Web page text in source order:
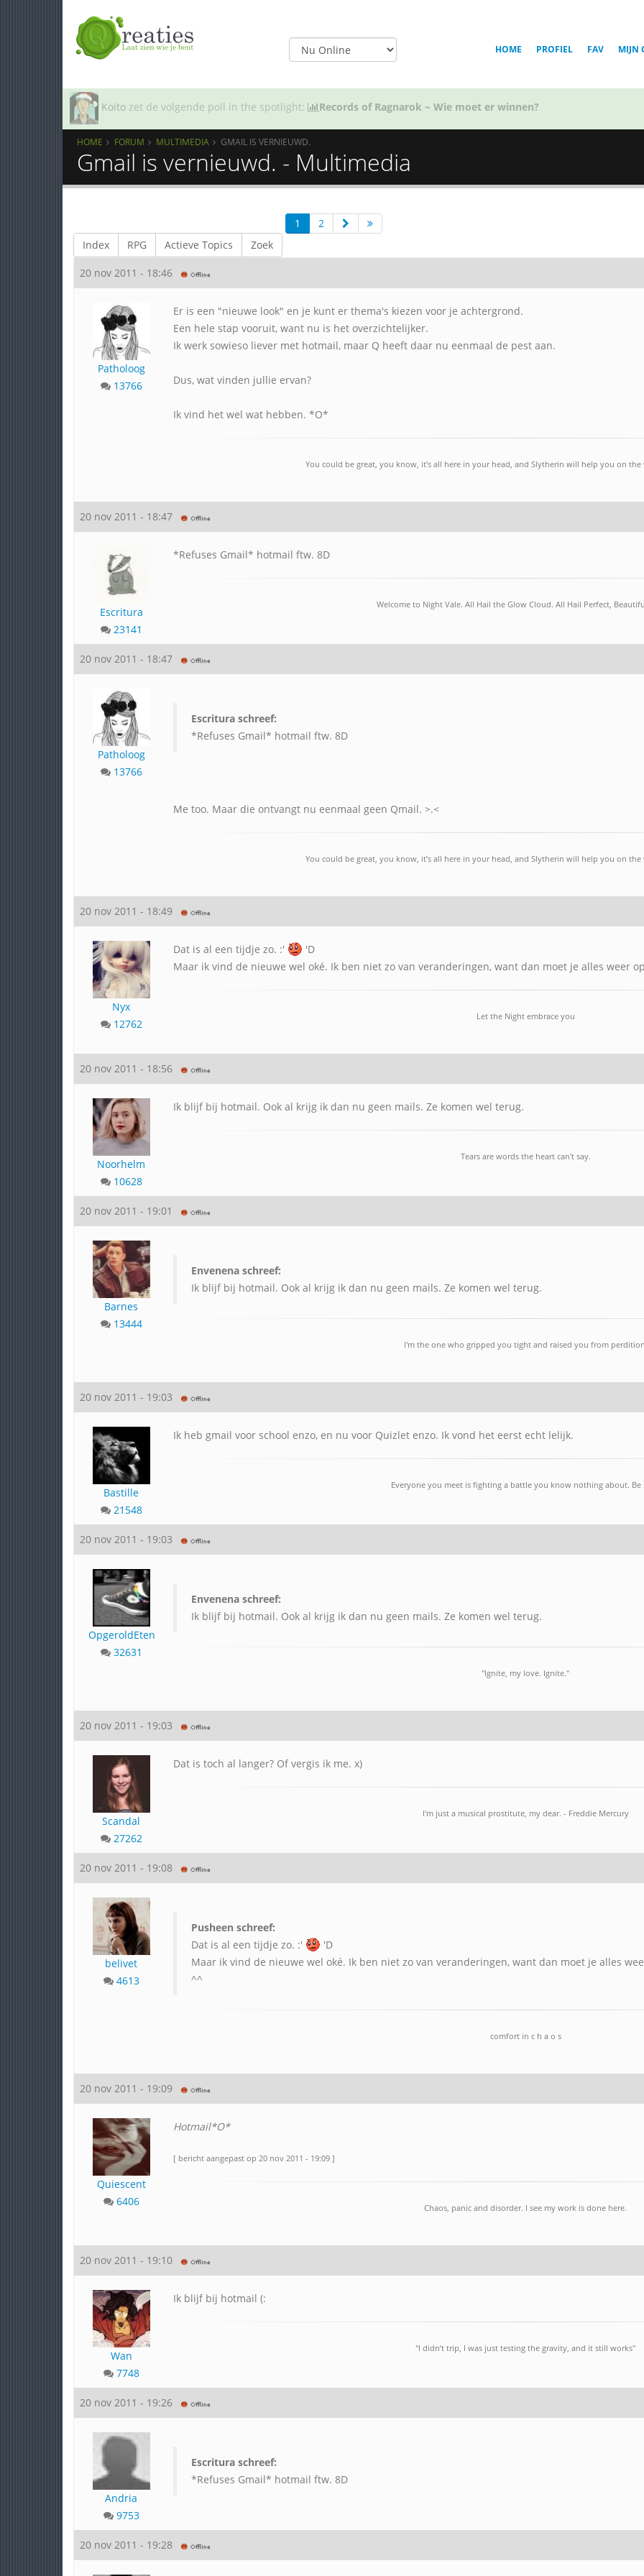
HOME PROFIEL FAV MIJN
Koito zet de volgende poll in the spotlight: Voor welk team in Golden Kamuy ben jij?
HOME FORUM MULTIMEDIA GMAIL IS VERNIEUWD.
Gmail is vernieuwd. - Multimedia
Index RPG Actieve Topics Zoek
1 2
20 nov 2011 - 18:46
Patholoog
13766
Er is een "nieuwe look" en je kunt er thema's kiezen voor je achtergrond.
Een hele stap vooruit, want nu is het overzichtelijker.
Ik werk sowieso liever met hotmail, maar Q heeft daar nu eenmaal de pest aan.
Dus, wat vinden jullie ervan?
Ik vind het wel wat hebben. *O*
You could be great, you know, it’s all here in your head, and Slytherin will help you on
20 nov 2011 - 18:47
Escritura
23141
*Refuses Gmail* hotmail ftw. 8D
Welcome to Night Vale. All Hail the Glow Cloud. All Hail Perfect,
20 nov 2011 - 18:47
Patholoog
13766
Escritura schreef:
*Refuses Gmail* hotmail ftw. 8D
Me too. Maar die ontvangt nu eenmaal geen Qmail. >.<
You could be great, you know, it’s all here in your head, and Slytherin will help you on
20 nov 2011 - 18:49
Nyx
12762
Dat is al een tijdje zo. :'
'D
Maar ik vind de nieuwe wel oké. Ik ben niet zo van veranderingen, want dan moet je alles weer
Let the Night embrace you
20 nov 2011 - 18:56
Noorhelm
10628
Ik blijf bij hotmail. Ook al krijg ik dan nu geen mails. Ze komen wel terug.
Tears are words the heart can't say.
20 nov 2011 - 19:01
Barnes
13444
Envenena schreef:
Ik blijf bij hotmail. Ook al krijg ik dan nu geen mails. Ze komen wel terug.
I'm the one who gripped you tight and raised you from
20 nov 2011 - 19:03
Bastille
21548
Ik heb gmail voor school enzo, en nu voor Quizlet enzo. Ik vond het eerst echt lelijk.
Everyone you meet is fighting a battle you know nothing about. Be
20 nov 2011 - 19:03
OpgeroldEten
32631
Envenena schreef:
Ik blijf bij hotmail. Ook al krijg ik dan nu geen mails. Ze komen wel terug.
"Ignite, my love. Ignite."
20 nov 2011 - 19:03
Scandal
27262
Dat is toch al langer? Of vergis ik me. x)
I'm just a musical prostitute, my dear. - Freddie Mercury
20 nov 2011 - 19:08
belivet
4613
Pusheen schreef:
Dat is al een tijdje zo. :'
'D
Maar ik vind de nieuwe wel oké. Ik ben niet zo van veranderingen, want dan moet je alles
^^
comfort in c h a o s
20 nov 2011 - 19:09
Quiescent
6406
Hotmail*O*
[ bericht aangepast op 20 nov 2011 - 19:09 ]
Chaos, panic and disorder. I see my work is done here.
20 nov 2011 - 19:10
Wan
7748
Ik blijf bij hotmail (:
"I didn’t trip, I was just testing the gravity, and it still works"
20 nov 2011 - 19:26
Andria
9753
Escritura schreef:
*Refuses Gmail* hotmail ftw. 8D
20 nov 2011 - 19:28